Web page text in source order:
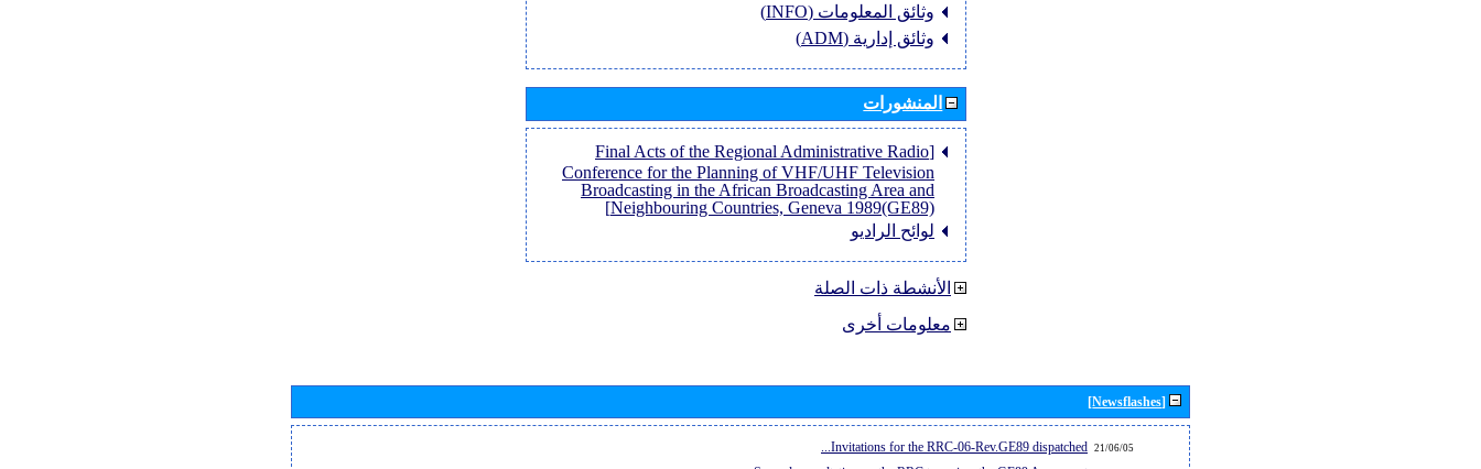
وثائق المعلومات (INFO)
وثائق إدارية (ADM)
المنشورات
[Final Acts of the Regional Administrative Radio
Conference for the Planning of VHF/UHF Television
Broadcasting in the African Broadcasting Area and
Neighbouring Countries, Geneva 1989(GE89)]
لوائح الراديو
الأنشطة ذات الصلة
معلومات أخرى
[Newsflashes]
21/06/05
Invitations for the RRC-06-Rev.GE89 dispatched...